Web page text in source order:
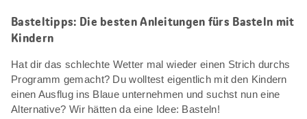
Basteltipps: Die besten Anleitungen fürs Basteln mit
Kindern
Hat dir das schlechte Wetter mal wieder einen Strich durchs
Programm gemacht? Du wolltest eigentlich mit den Kindern
einen Ausflug ins Blaue unternehmen und suchst nun eine
Alternative? Wir hätten da eine Idee: Basteln!